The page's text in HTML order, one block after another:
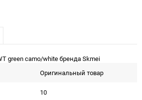
green camo/white бренда Skmei
Оригинальный товар
10